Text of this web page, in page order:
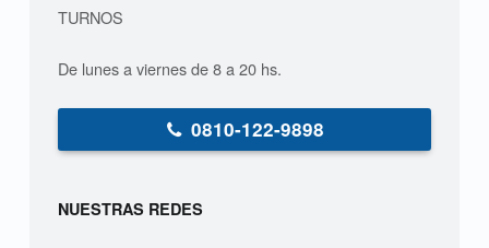
TURNOS
De lunes a viernes de 8 a 20 hs.
0810-122-9898
NUESTRAS REDES